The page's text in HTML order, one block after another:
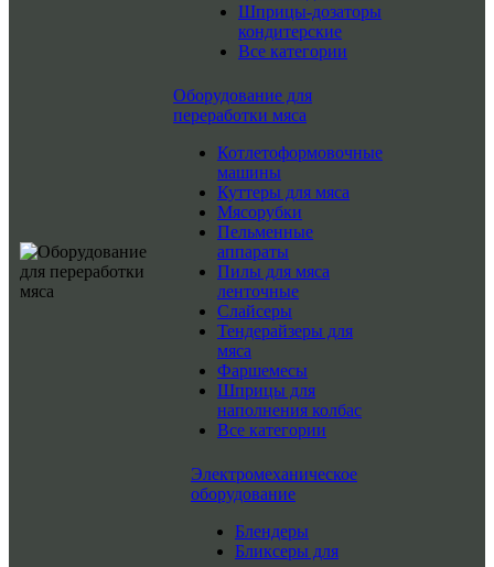
Шприцы-дозаторы
кондитерские
Все категории
Оборудование для
переработки мяса
Котлетоформовочные
машины
Куттеры для мяса
Мясорубки
Пельменные
аппараты
Пилы для мяса
ленточные
Слайсеры
Тендерайзеры для
мяса
Фаршемесы
Шприцы для
наполнения колбас
Все категории
Электромеханическое
оборудование
Блендеры
Бликсеры для